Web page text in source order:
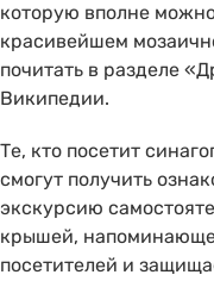
которую вполне
красивейшем
почитать в разделе
Википедии.
Те, кто посетит
смогут получить
экскурсию
крышей,
посетителей и